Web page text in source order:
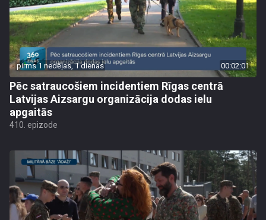
pirms 1 nedēļas, 1 dienas 00:02:01
Pēc satraucošiem incidentiem Rīgas centrā
Latvijas Aizsargu organizācija dodas ielu
apgaitās
410. epizode